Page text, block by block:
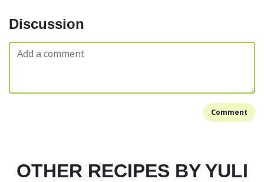
Discussion
Comment
OTHER RECIPES BY YULI